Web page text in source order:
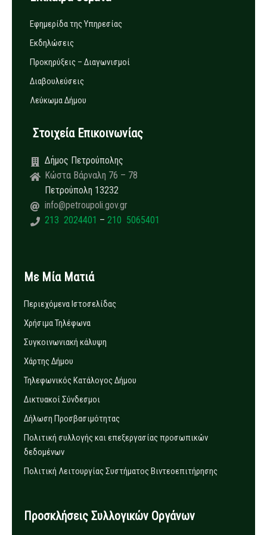
Εφημερίδα της Υπηρεσίας
Εκδηλώσεις
Προκηρύξεις – Διαγωνισμοί
Διαβουλεύσεις
Λεύκωμα Δήμου
Στοιχεία Επικοινωνίας
Δήμος Πετρούπολης
Κώστα Βάρναλη 76 – 78
Πετρούπολη 13232
info@petroupoli.gov.gr
213 2024401 – 210 5065401
Με Μία Ματιά
Περιεχόμενα Ιστοσελίδας
Χρήσιμα Τηλέφωνα
Συγκοινωνιακή κάλυψη
Χάρτης Δήμου
Τηλεφωνικός Κατάλογος Δήμου
Δικτυακοί Σύνδεσμοι
Δήλωση Προσβασιμότητας
Πολιτική συλλογής και επεξεργασίας προσωπικών
δεδομένων
Πολιτική Λειτουργίας Συστήματος Βιντεοεπιτήρησης
Προσκλήσεις Συλλογικών Οργάνων